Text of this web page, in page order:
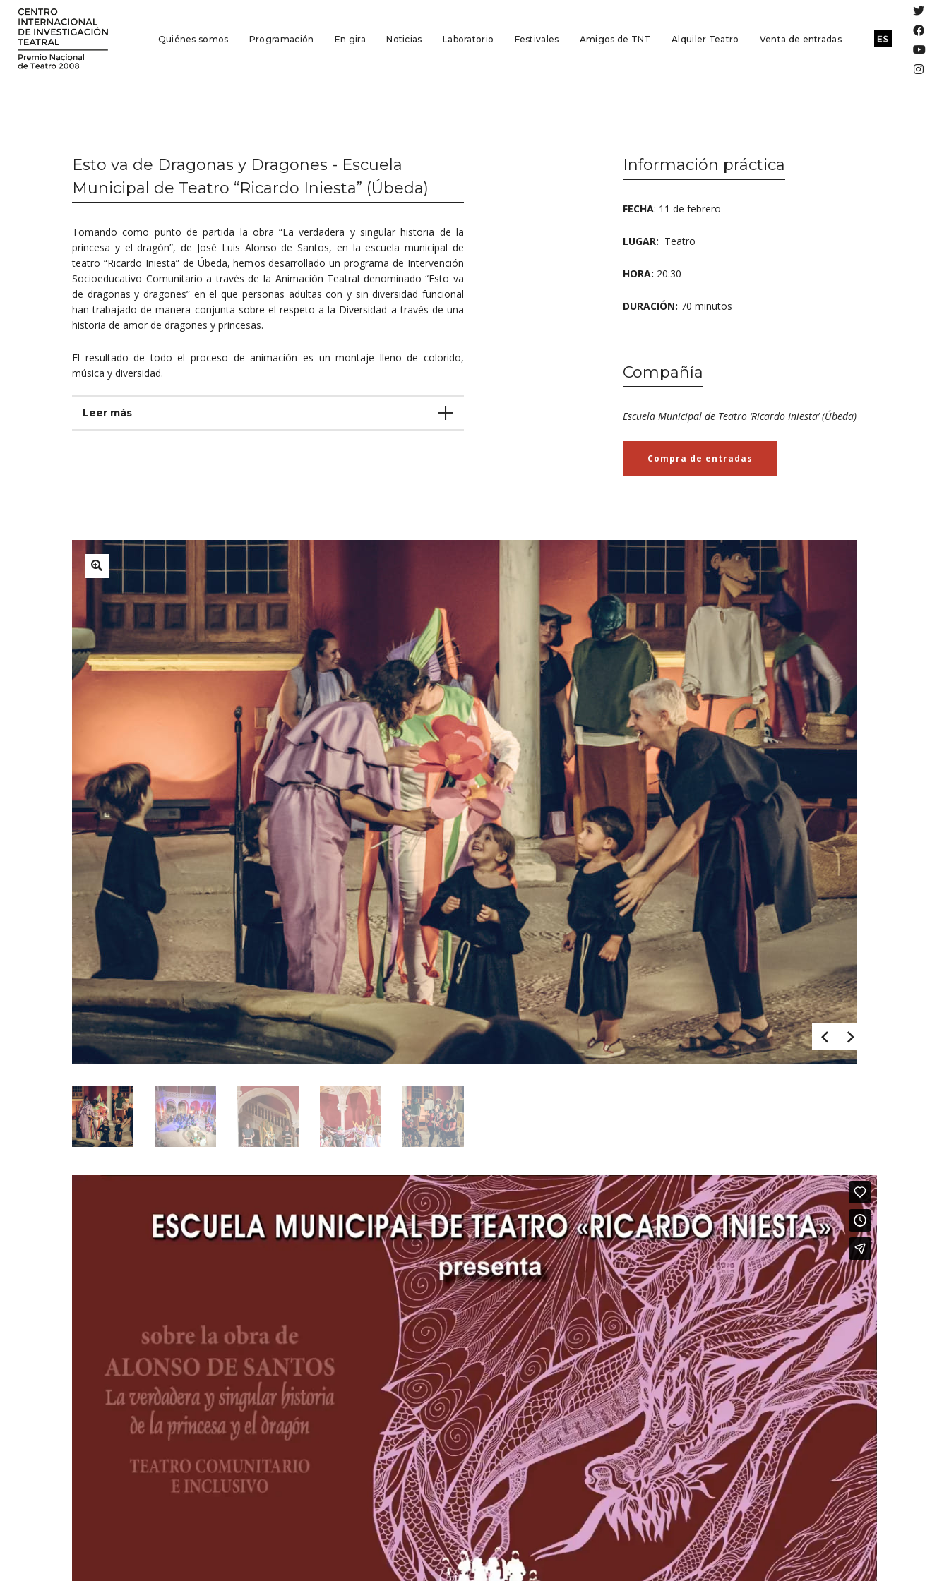
Quiénes somos Programación En gira Noticias Laboratorio Festivales Amigos de TNT Alquiler Teatro Venta de entradas
Esto va de Dragonas y Dragones - Escuela
Municipal de Teatro “Ricardo Iniesta” (Úbeda)
Tomando como punto de partida la obra “La verdadera y singular historia de la
princesa y el dragón”, de José Luis Alonso de Santos, en la escuela municipal de
teatro “Ricardo Iniesta” de Úbeda, hemos desarrollado un programa de Intervención
Socioeducativo Comunitario a través de la Animación Teatral denominado “Esto va
de dragonas y dragones” en el que personas adultas con y sin diversidad funcional
han trabajado de manera conjunta sobre el respeto a la Diversidad a través de una
historia de amor de dragones y princesas.
El resultado de todo el proceso de animación es un montaje lleno de colorido,
música y diversidad.
Leer más
Información práctica
FECHA: 11 de febrero
LUGAR: Teatro
HORA: 20:30
DURACIÓN: 70 minutos
Compañía
Escuela Municipal de Teatro ‘Ricardo Iniesta’ (Úbeda)
Compra de entradas